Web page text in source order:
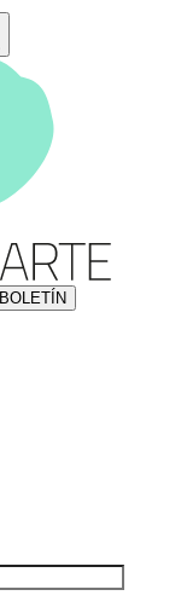
RECIBE NUESTRO BOLETÍN